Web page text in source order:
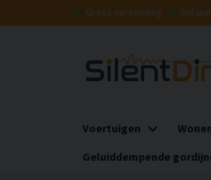
Gratis verzending Vijf
Voertuigen
Geluiddempende